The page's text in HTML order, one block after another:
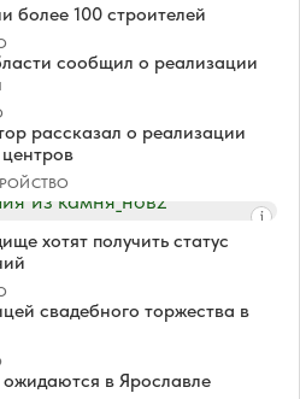
более 100 строителей
сообщил о реализации
рассказал о реализации
хотят получить статус
свадебного торжества в
в Ярославле